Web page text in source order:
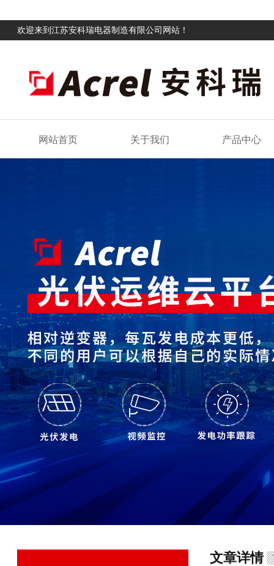
欢迎来到江苏安科瑞电器制造有限公司网站！
网站首页 关于我们 产品中心
文章详情